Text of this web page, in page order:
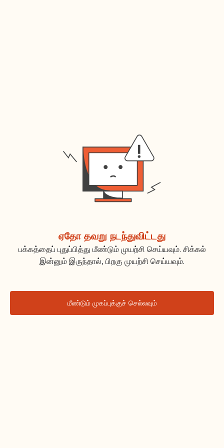
ஏதோ தவறு நடந்துவிட்டது
பக்கத்தைப் புதுப்பித்து மீண்டும் முயற்சி செய்யவும். சிக்கல்
இன்னும் இருந்தால், பிறகு முயற்சி செய்யவும்.
மீண்டும் முகப்புக்குச் செல்லவும்